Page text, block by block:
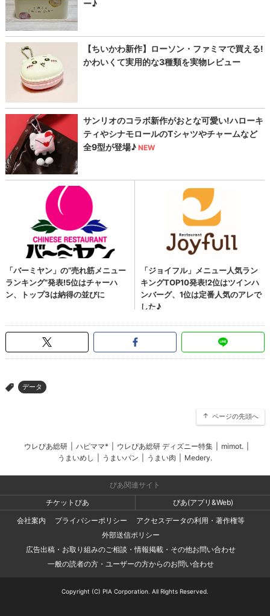
> データ
ページの先頭へ
ウレぴあ総研 ハピママ* ウレぴあ総研 ディズニー特集 mimot.
うまいめし
うまいパン うまい肉 Medery.
ぴあ関連サイト
チケットぴあ
ぴあ(アプリ&Web)
会社案内
プライバシーポリシー
アクセスデータの利用・著作権等
外部送信ポリシー
広告出稿・お取り組みのご相談・情報掲載・その他お問い合わせ
一般の読者の方・ユーザーの方からのお問い合わせ
Copyright (C) PIA Corporation. All Rights Reserved.